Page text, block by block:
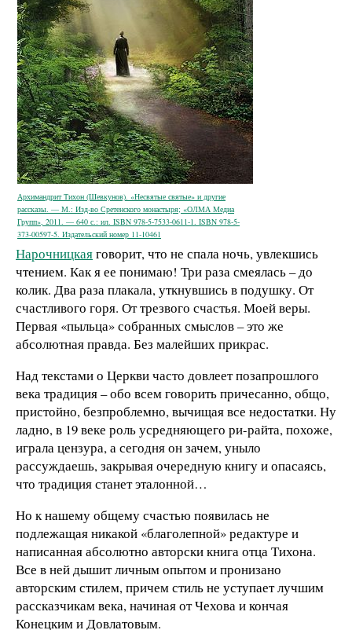
Архимандрит Тихон (Шевкунов). «Несвятые святые» и другие
рассказы. — М.: Изд-во Сретенского монастыря; «ОЛМА Медиа
Групп», 2011. — 640 с.: ил. ISBN 978-5-7533-0611-1. ISBN 978-5-
373-00597-5. Издательский номер 11-10461
Нарочницкаяговорит, что не спала ночь, увлекшись
чтением. Как я ее понимаю! Три раза смеялась – до
колик. Два раза плакала, уткнувшись в подушку. От
счастливого горя. От трезвого счастья. Моей веры.
Первая «пыльца» собранных смыслов – это же
абсолютная правда. Без малейших прикрас.
Над текстами о Церкви часто довлеет позапрошлого
века традиция – обо всем говорить причесанно, общо,
пристойно, безпроблемно, вычищая все недостатки. Ну
ладно, в 19 веке роль усредняющего ри-райта, похоже,
играла цензура, а сегодня он зачем, уныло
рассуждаешь, закрывая очередную книгу и опасаясь,
что традиция станет эталонной…
Но к нашему общему счастью появилась не
подлежащая никакой «благолепной» редактуре и
написанная абсолютно авторски книга отца Тихона.
Все в ней дышит личным опытом и пронизано
авторским стилем, причем стиль не уступает лучшим
рассказчикам века, начиная от Чехова и кончая
Конецким и Довлатовым.